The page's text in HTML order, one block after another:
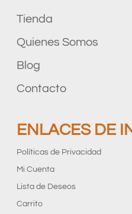
Tienda
Quienes Somos
Blog
Contacto
ENLACES DE
Políticas de Privacidad
Mi Cuenta
Lista de Deseos
Carrito